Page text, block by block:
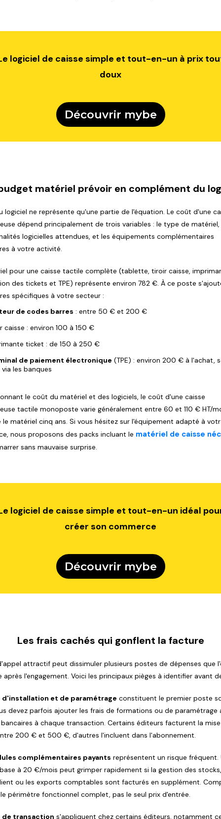
logiciel de caisse simple et tout-en-un à prix
doux
Découvrir mybe
matériel prévoir en complément du
logiciel ne représente qu'une partie de l'équation. Le coût d'une
dépend principalement de trois variables : le type de matériel,
logicielles attendues, et les équipements complémentaires
à votre activité.
pour une caisse tactile complète (tablette, tiroir caisse,
des tickets et TPE) représente environ 782 €. À ce poste
spécifiques à votre secteur :
de codes barres : entre 50 € et 200 €
caisse : environ 100 à 150 €
ticket : de 150 à 250 €
de paiement électronique (TPE) : environ 200 € à l'achat,
via les banques
le coût du matériel et des logiciels, le coût d'une caisse
tactile monoposte varie généralement entre 60 et 110 € HT/
le matériel cinq ans. Si vous hésitez sur l'équipement adapté à
nous proposons des packs incluant le matériel de caisse
sans mauvaise surprise.
logiciel de caisse simple et tout-en-un idéal
créer son commerce
Découvrir mybe
Les frais cachés qui gonflent la facture
attractif peut dissimuler plusieurs postes de dépenses que
après l'engagement. Voici les principaux pièges à identifier avant
d'installation et de paramétrage constituent le premier poste
devez parfois ajouter les frais de formations ou de paramétrage
à chaque transaction. Certains éditeurs facturent la
200 € et 500 €, d'autres l'incluent dans l'abonnement.
complémentaires payants représentent un risque fréquent.
à 20 €/mois peut grimper rapidement si la gestion des
ou les exports comptables sont facturés en supplément.
périmètre fonctionnel complet, pas le seul prix d'entrée.
de transaction s'appliquent chez certains éditeurs, notamment